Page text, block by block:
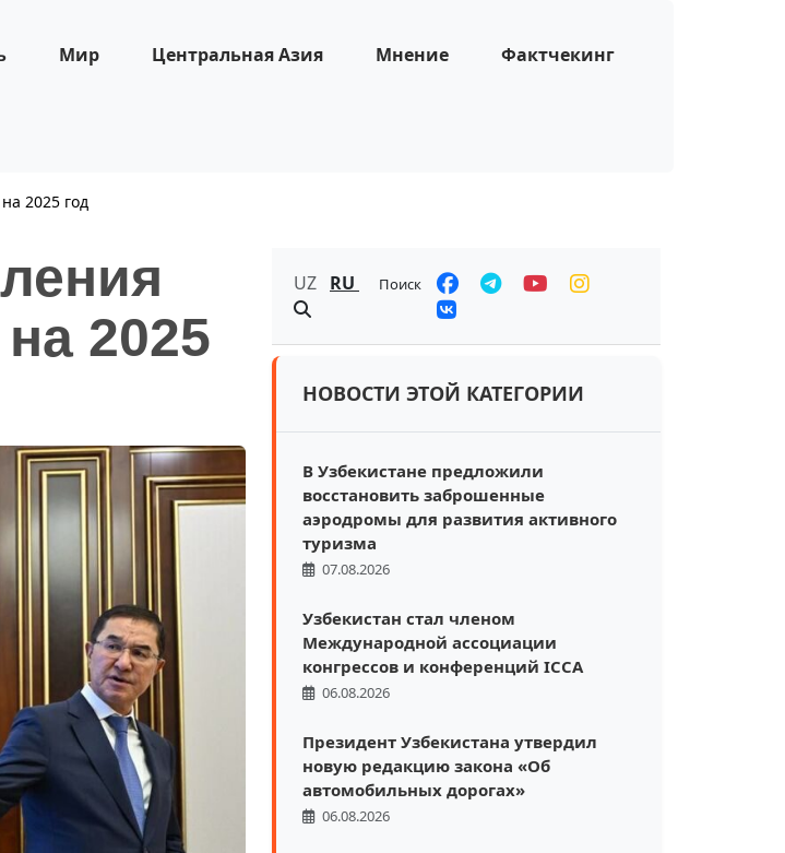
Мир Центральная Азия Мнение Фактчекинг
2025 год
2025
UZ RU Поиск
НОВОСТИ ЭТОЙ КАТЕГОРИИ
В Узбекистане предложили
восстановить заброшенные
аэродромы для развития активного
туризма
07.08.2026
Узбекистан стал членом
Международной ассоциации
конгрессов и конференций ICCA
06.08.2026
Президент Узбекистана утвердил
новую редакцию закона «Об
автомобильных дорогах»
06.08.2026